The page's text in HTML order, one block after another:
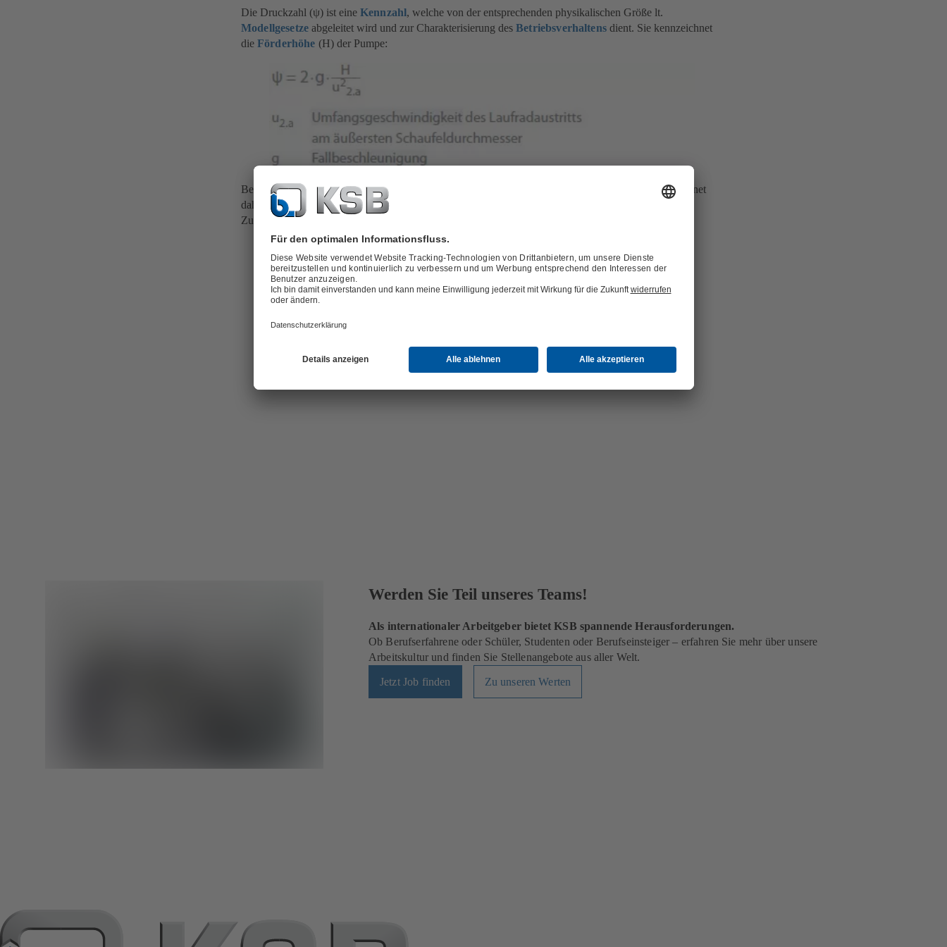
Die Druckzahl (ψ) ist eine Kennzahl, welche von der entsprechenden physikalischen Größe lt.
Modellgesetze abgeleitet wird und zur Charakterisierung desBetriebsverhaltensdient. Sie kennzeichnet
die Förderhöhe (H) der Pumpe:
Bei Förderhöhenänderung mit einer konstanten Pumpendrehzahl ist ψ~ H. Die Druckzahl (ψ) bezeichnet
daher in einer dimensionslosen Darstellung der Drosselkurve die Ordinate (analog zu H). Im
Zusammenhang mit der
Werden Sie Teil unseres Teams!
Als internationaler Arbeitgeber bietet KSB spannende Herausforderungen.
Ob Berufserfahrene oder Schüler, Studenten oder Berufseinsteiger – erfahren Sie mehr über unsere
Arbeitskultur und finden Sie Stellenangebote aus aller Welt.
Jetzt Job finden Zu unseren Werten